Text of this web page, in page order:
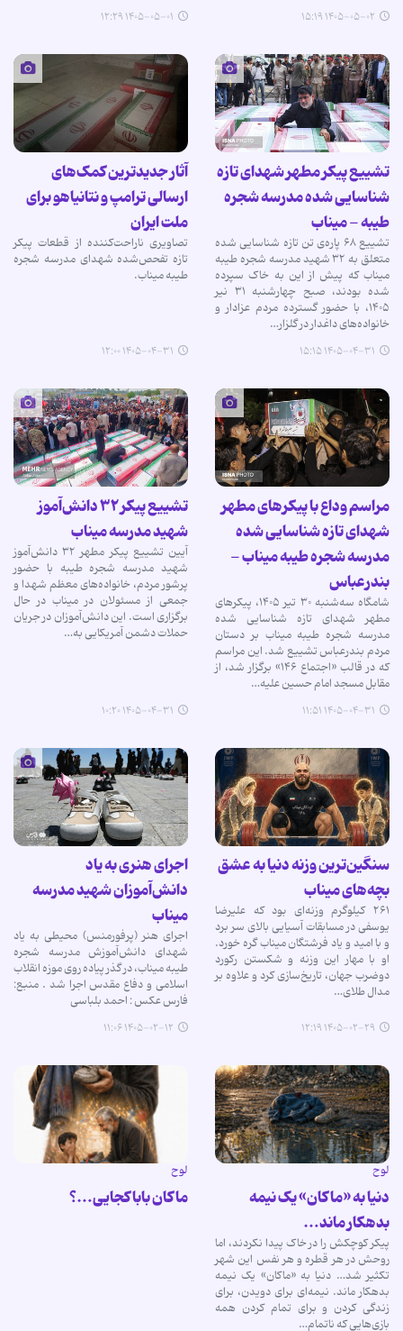
۱۴۰۵-۰۵-۰۲ ۱۵:۱۹ ۱۴۰۵-۰۵-۰۱ ۱۲:۲۹
تشییع پیکر مطهر شهدای تازه
شناسایی شده مدرسه شجره
طیبه - میناب
تشییع ۶۸ پاره‌ی تن تازه شناسایی شده
متعلق به ۳۲ شهید مدرسه شجره طیبه
میناب که پیش از این به خاک سپرده
شده بودند، صبح چهارشنبه ۳۱ نیر
۱۴۰۵، با حضور گسترده مردم عزادار و
خانواده‌های داغدار در گلزار…
۱۴۰۵-۰۴-۳۱ ۱۵:۱۵
آثار جدیدترین کمک‌های
ارسالی ترامپ و نتانیاهو برای
ملت ایران
تصاویری ناراحت‌کننده از قطعات پیکر
تازه تفحص‌شده شهدای مدرسه شجره
طیبه میناب.
۱۴۰۵-۰۴-۳۱ ۱۲:۰۰
مراسم وداع با پیکرهای مطهر
شهدای تازه شناسایی شده
مدرسه شجره طیبه میناب -
بندرعباس
شامگاه سه‌شنبه ۳۰ تیر ۱۴۰۵، پیکرهای
مطهر شهدای تازه شناسایی شده
مدرسه شجره طیبه میناب بر دستان
مردم بندرعباس تشییع شد. این مراسم
که در قالب «اجتماع ۱۴۶» برگزار شد، از
مقابل مسجد امام حسین علیه…
۱۴۰۵-۰۴-۳۱ ۱۱:۵۱
تشییع پیکر ۳۲ دانش‌آموز
شهید مدرسه میناب
آیین تشییع پیکر مطهر ۳۲ دانش‌آموز
شهید مدرسه شجره طیبه با حضور
پرشور مردم، خانواده‌های معظم شهدا و
جمعی از مسئولان در میناب در حال
برگزاری است. این دانش‌آموزان در جریان
حملات دشمن آمریکایی به…
۱۴۰۵-۰۴-۳۱ ۱۰:۲۰
سنگین‌ترین وزنه دنیا به عشق
بچه‌های میناب
۲۶۱ کیلوگرم وزنه‌ای بود که علیرضا
یوسفی در مسابقات آسیایی بالای سر برد
و با امید و یاد فرشتگان میناب گره خورد.
او با مهار این وزنه و شکستن رکورد
دوضرب جهان، تاریخ‌سازی کرد و علاوه بر
مدال طلای…
۱۴۰۵-۰۲-۲۹ ۱۲:۱۹
اجرای هنری به یاد
دانش‌آموزان شهید مدرسه
میناب
اجرای هنر (پرفورمنس) محیطی به یاد
شهدای دانش‌آموزش مدرسه شجره
طیبه میناب، در گذر پیاده روی موزه انقلاب
اسلامی و دفاع مقدس اجرا شد . منبع:
فارس عکس : احمد بلباسی
۱۴۰۵-۰۲-۱۲ ۱۱:۰۶
لوح
دنیا به «ماکان» یک نیمه
بدهکار ماند…
پیکر کوچکش را در خاک پیدا نکردند، اما
روحش در هر قطره و هر نفس این شهر
تکثیر شد… دنیا به «ماکان» یک نیمه
بدهکار ماند. نیمه‌ای برای دویدن، برای
زندگی کردن و برای تمام کردن همه
بازی‌هایی که ناتمام…
لوح
ماکان بابا کجایی…؟